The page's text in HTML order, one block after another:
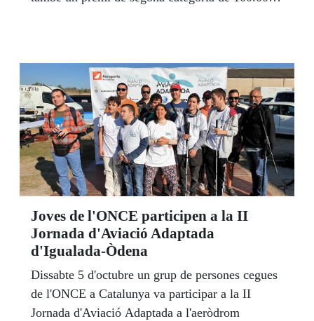
Joves de l'ONCE participen a la II
Jornada d'Aviació Adaptada
d'Igualada-Òdena
Dissabte 5 d'octubre un grup de persones cegues
de l'ONCE a Catalunya va participar a la II
Jornada d'Aviació Adaptada a l'aeròdrom